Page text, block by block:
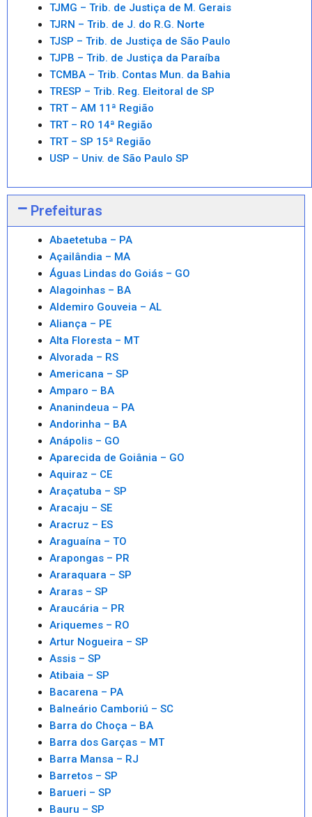
TJMG – Trib. de Justiça de M. Gerais
TJRN – Trib. de J. do R.G. Norte
TJSP – Trib. de Justiça de São Paulo
TJPB – Trib. de Justiça da Paraíba
TCMBA – Trib. Contas Mun. da Bahia
TRESP – Trib. Reg. Eleitoral de SP
TRT – AM 11ª Região
TRT – RO 14ª Região
TRT – SP 15ª Região
USP – Univ. de São Paulo SP
Prefeituras
Abaetetuba – PA
Açailândia – MA
Águas Lindas do Goiás – GO
Alagoinhas – BA
Aldemiro Gouveia – AL
Aliança – PE
Alta Floresta – MT
Alvorada – RS
Americana – SP
Amparo – BA
Ananindeua – PA
Andorinha – BA
Anápolis – GO
Aparecida de Goiânia – GO
Aquiraz – CE
Araçatuba – SP
Aracaju – SE
Aracruz – ES
Araguaína – TO
Arapongas – PR
Araraquara – SP
Araras – SP
Araucária – PR
Ariquemes – RO
Artur Nogueira – SP
Assis – SP
Atibaia – SP
Bacarena – PA
Balneário Camboriú – SC
Barra do Choça – BA
Barra dos Garças – MT
Barra Mansa – RJ
Barretos – SP
Barueri – SP
Bauru – SP